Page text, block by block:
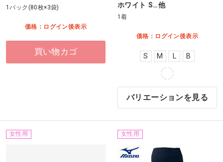
1パック(80枚×3袋)
価格：ログイン後表示
買い物カゴ
ホワイト S…他
1着
価格：ログイン後表示
S M L B
バリエーションを見る
女性用 女性用